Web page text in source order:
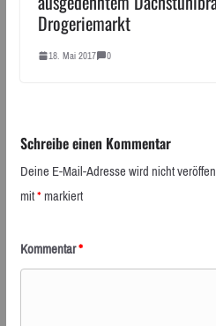
Drogeriemarkt
18. Mai 2017 0
Schreibe einen Kommentar
Deine E-Mail-Adresse wird nicht
mit*markiert
Kommentar*